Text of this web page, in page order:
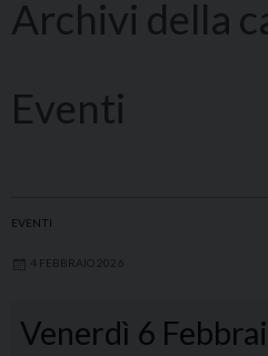
Archivi della
Eventi
EVENTI
4 FEBBRAIO 2026
Venerdì 6